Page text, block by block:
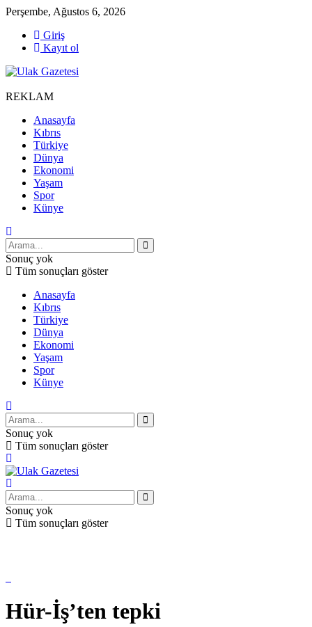
Perşembe, Ağustos 6, 2026
Giriş
Kayıt ol
REKLAM
Anasayfa
Kıbrıs
Türkiye
Dünya
Ekonomi
Yaşam
Spor
Künye
Sonuç yok
Tüm sonuçları göster
Anasayfa
Kıbrıs
Türkiye
Dünya
Ekonomi
Yaşam
Spor
Künye
Sonuç yok
Tüm sonuçları göster
Sonuç yok
Tüm sonuçları göster
Hür-İş’ten tepki